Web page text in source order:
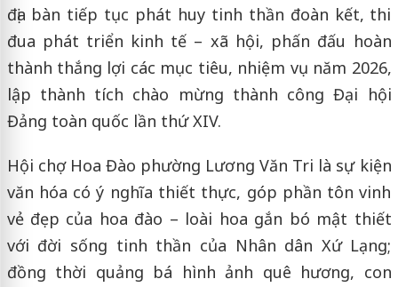
địa bàn tiếp tục phát huy tinh thần đoàn kết, thi
đua phát triển kinh tế – xã hội, phấn đấu hoàn
thành thắng lợi các mục tiêu, nhiệm vụ năm 2026,
lập thành tích chào mừng thành công Đại hội
Đảng toàn quốc lần thứ XIV.
Hội chợ Hoa Đào phường Lương Văn Tri là sự kiện
văn hóa có ý nghĩa thiết thực, góp phần tôn vinh
vẻ đẹp của hoa đào – loài hoa gắn bó mật thiết
với đời sống tinh thần của Nhân dân Xứ Lạng;
đồng thời quảng bá hình ảnh quê hương, con